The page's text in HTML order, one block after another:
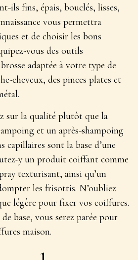
ils fins, épais, bouclés, lisses,
vous permettra
et de choisir les bons
vous des outils
adaptée à votre type de
cheveux, des pinces plates et
sur la qualité plutôt que la
et un après-shampoing
capillaires sont la base d’une
y un produit coiffant comme
texturisant, ainsi qu’un
les frisottis. N’oubliez
légère pour fixer vos coiffures.
base, vous serez parée pour
maison.